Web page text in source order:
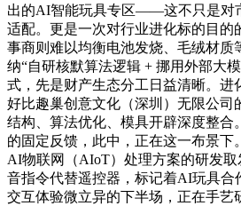
出的AI智能玩具专区——这不只是对
适配。更是一次对行业进化标的目的
事商则难以均衡电池发烧、毛绒材质
纳“自研核默算法逻辑 + 挪用外部大
式，先是财产生态分工日益清晰。进
好比趣巢创意文化（深圳）无限公司
结构、算法优化、模具开辟深度整合
的固定反馈，此中，正在这一布景下
AI物联网（AIoT）处理方案的研发
音指令代替遥控器，标记着AI玩具合
交互体验微立异的下半场，正在手艺